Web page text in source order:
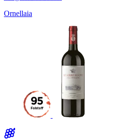
Ornellaia